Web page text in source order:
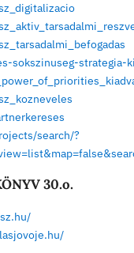
a-
services/4
docs/1
docs/2